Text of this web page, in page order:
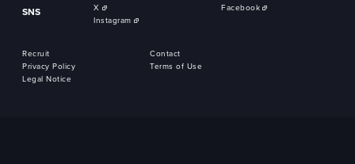
SNS X
Facebook
Instagram
Recruit
Contact
Privacy Policy
Terms of Use
Legal Notice